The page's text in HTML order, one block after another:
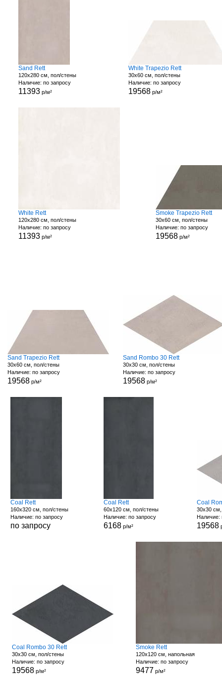
Sand Rett
120x280 см, пол/стены
Наличие: по запросу
11393 р/м²
White Trapezio Rett
30x60 см, пол/стены
Наличие: по запросу
19568 р/м²
White Rett
120x280 см, пол/стены
Наличие: по запросу
11393 р/м²
Smoke Trapezio Rett
30x60 см, пол/стены
Наличие: по запросу
19568 р/м²
Sand Trapezio Rett
30x60 см, пол/стены
Наличие: по запросу
19568 р/м²
Sand Rombo 30 Rett
30x30 см, пол/стены
Наличие: по запросу
19568р/м²
Coal Rett
160x320 см, пол/стены
Наличие: по запросу
по запросу
Coal Rett
60x120 см, пол/стены
Наличие: по запросу
6168 р/м²
Coal
30x30
Наличие:
19568
Coal Rombo 30 Rett
30x30 см, пол/стены
Наличие: по запросу
19568р/м²
Smoke Rett
120x120 см, напольная
Наличие: по запросу
9477 р/м²